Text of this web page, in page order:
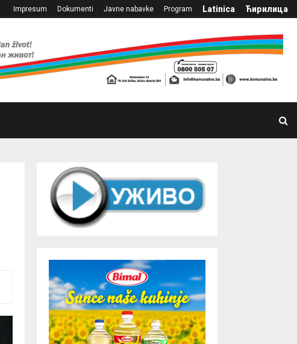
Impresum Dokumenti Javne nabavke Program Latinica Ћирилица